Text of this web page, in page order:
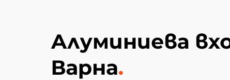
Алуминиева
Варна.